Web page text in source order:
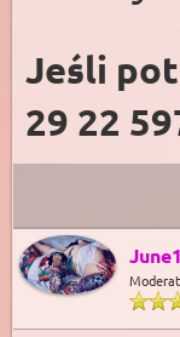
Jeśli
29 22